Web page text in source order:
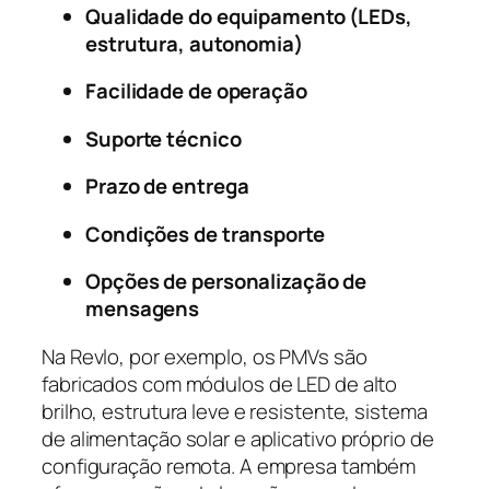
Qualidade do equipamento (LEDs,
estrutura, autonomia)
Facilidade de operação
Suporte técnico
Prazo de entrega
Condições de transporte
Opções de personalização de
mensagens
Na Revlo, por exemplo, os PMVs são
fabricados com módulos de LED de alto
brilho, estrutura leve e resistente, sistema
de alimentação solar e aplicativo próprio de
configuração remota. A empresa também